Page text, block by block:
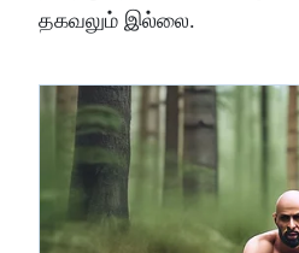
தகவலும் இல்லை.